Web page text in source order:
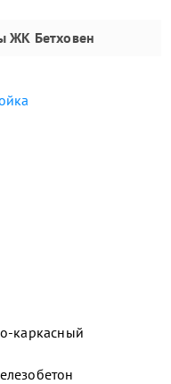
ЖК Бетховен
каркасный